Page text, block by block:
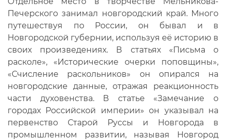
Печерского занимал новгородский край. Много
путешествуя по России, он бывал и в
Новгородской губернии, используя её историю в
своих произведениях. В статьях «Письма о
расколе», «Исторические очерки поповщины»,
«Счисление раскольников» он опирался на
новгородские данные, отражая реакционность
части духовенства. В статье «Замечание о
городах Российской империи» он указывал на
первенство Старой Руссы и Новгорода в
промышленном развитии, называя Новгород